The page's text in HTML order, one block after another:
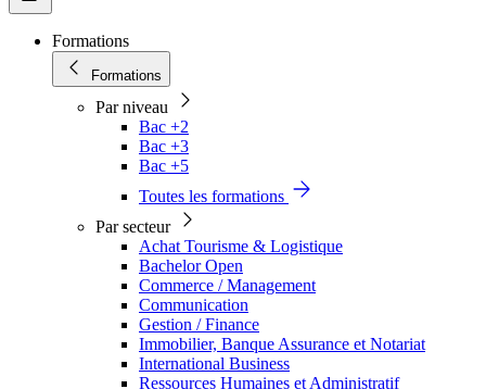
Formations
Formations
Par niveau
Bac +2
Bac +3
Bac +5
Toutes les formations
Par secteur
Achat Tourisme & Logistique
Bachelor Open
Commerce / Management
Communication
Gestion / Finance
Immobilier, Banque Assurance et Notariat
International Business
Ressources Humaines et Administratif